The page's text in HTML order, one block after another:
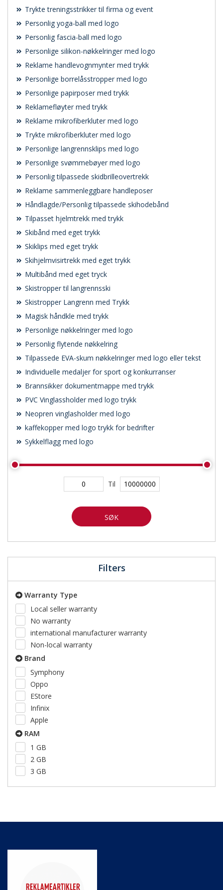
Trykte treningsstrikker til firma og event
Personlig yoga-ball med logo
Personlig fascia-ball med logo
Personlige silikon-nøkkelringer med logo
Reklame handlevognmynter med trykk
Personlige borrelåsstropper med logo
Personlige papirposer med trykk
Reklamefløyter med trykk
Reklame mikrofiberkluter med logo
Trykte mikrofiberkluter med logo
Personlige langrennsklips med logo
Personlige svømmebøyer med logo
Personlig tilpassede skidbrilleovertrekk
Reklame sammenleggbare handleposer
Håndlagde/Personlig tilpassede skihodebånd
Tilpasset hjelmtrekk med trykk
Skibånd med eget trykk
Skiklips med eget trykk
Skihjelmvisirtrekk med eget trykk
Multibånd med eget tryck
Skistropper til langrennsski
Skistropper Langrenn med Trykk
Magisk håndkle med trykk
Personlige nøkkelringer med logo
Personlig flytende nøkkelring
Tilpassede EVA-skum nøkkelringer med logo eller tekst
Individuelle medaljer for sport og konkurranser
Brannsikker dokumentmappe med trykk
PVC Vinglassholder med logo trykk
Neopren vinglasholder med logo
kaffekopper med logo trykk for bedrifter
Sykkelflagg med logo
Til
SØK
Filters
Warranty Type
Local seller warranty
No warranty
international manufacturer warranty
Non-local warranty
Brand
Symphony
Oppo
EStore
Infinix
Apple
RAM
1 GB
2 GB
3 GB